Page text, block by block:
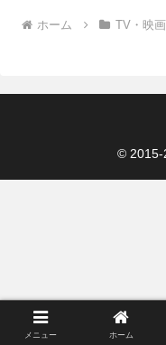
ホーム TV・映画
© 2015-
メニュー ホーム